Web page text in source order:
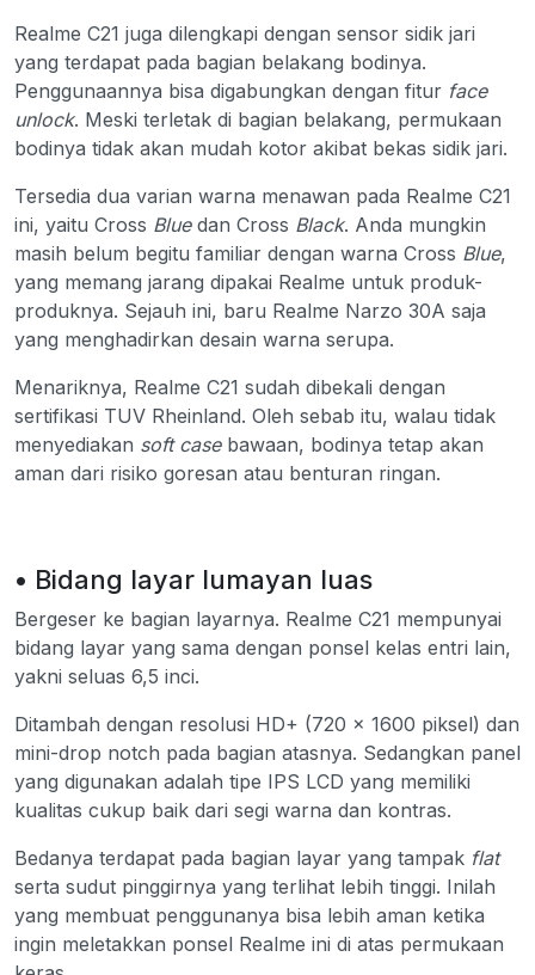
Realme C21 juga dilengkapi dengan sensor sidik jari
yang terdapat pada bagian belakang bodinya.
Penggunaannya bisa digabungkan dengan fitur face
unlock. Meski terletak di bagian belakang, permukaan
bodinya tidak akan mudah kotor akibat bekas sidik jari.
Tersedia dua varian warna menawan pada Realme C21
ini, yaitu Cross Bluedan Cross Black. Anda mungkin
masih belum begitu familiar dengan warna Cross Blue,
yang memang jarang dipakai Realme untuk produk-
produknya. Sejauh ini, baru Realme Narzo 30A saja
yang menghadirkan desain warna serupa.
Menariknya, Realme C21 sudah dibekali dengan
sertifikasi TUV Rheinland. Oleh sebab itu, walau tidak
menyediakan soft case bawaan, bodinya tetap akan
aman dari risiko goresan atau benturan ringan.
• Bidang layar lumayan luas
Bergeser ke bagian layarnya. Realme C21 mempunyai
bidang layar yang sama dengan ponsel kelas entri lain,
yakni seluas 6,5 inci.
Ditambah dengan resolusi HD+ (720 x 1600 piksel) dan
mini-drop notch pada bagian atasnya. Sedangkan panel
yang digunakan adalah tipe IPS LCD yang memiliki
kualitas cukup baik dari segi warna dan kontras.
Bedanya terdapat pada bagian layar yang tampak flat
serta sudut pinggirnya yang terlihat lebih tinggi. Inilah
yang membuat penggunanya bisa lebih aman ketika
ingin meletakkan ponsel Realme ini di atas permukaan